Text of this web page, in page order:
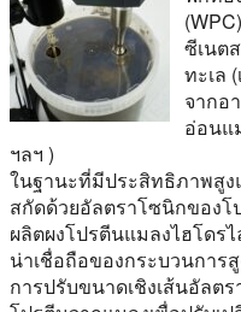
ซีเนต
ทะเล
จากอ
อ่อนแ
ฯลฯ )
ในฐานะที่มีประสิทธิภาพสูง
สกัดด้วยอัลตราโซนิกของ
ผลิตผงโปรตีนแมลงไฮโดร
น่าเชื่อถือของกระบวนการ
การปรับขนาดเชิงเส้นอัลต